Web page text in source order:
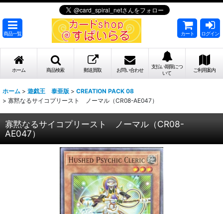
商品一覧 カート ログイン
ホーム 商品検索 郵送買取 お問い合わせ
支払い期限につ
いて
ご利用案内
ホーム > 遊戯王 泰亜版 > CREATION PACK 08
> 寡黙なるサイコプリースト ノーマル（CR08-AE047）
寡黙なるサイコプリースト ノーマル（CR08-
AE047）